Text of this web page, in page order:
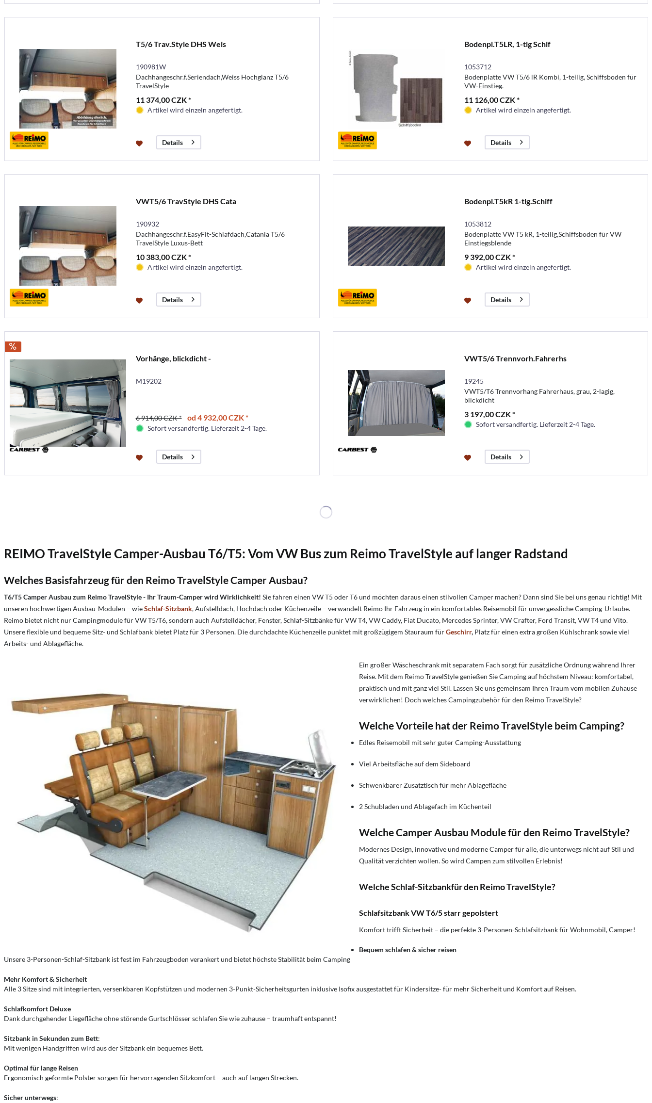
T5/6 Trav.Style DHS Weis
190981W
Dachhängeschr.f.Seriendach,Weiss Hochglanz T5/6
TravelStyle
11 374,00 CZK *
Artikel wird einzeln angefertigt.
Details
Bodenpl.T5LR, 1-tlg Schif
1053712
Bodenplatte VW T5/6 lR Kombi, 1-teilig, Schiffsboden für
VW-Einstieg.
11 126,00 CZK *
Artikel wird einzeln angefertigt.
Details
VWT5/6 TravStyle DHS Cata
190932
Dachhängeschr.f.EasyFit-Schlafdach,Catania T5/6
TravelStyle Luxus-Bett
10 383,00 CZK *
Artikel wird einzeln angefertigt.
Details
Bodenpl.T5kR 1-tlg.Schiff
1053812
Bodenplatte VW T5 kR, 1-teilig,Schiffsboden für VW
Einstiegsblende
9 392,00 CZK *
Artikel wird einzeln angefertigt.
Details
Vorhänge, blickdicht -
M19202
6 914,00 CZK * od 4 932,00 CZK *
Sofort versandfertig. Lieferzeit 2-4 Tage.
Details
VWT5/6 Trennvorh.Fahrerhs
19245
VWT5/T6 Trennvorhang Fahrerhaus, grau, 2-lagig,
blickdicht
3 197,00 CZK *
Sofort versandfertig. Lieferzeit 2-4 Tage.
Details
REIMO TravelStyle Camper-Ausbau T6/T5: Vom VW Bus zum Reimo TravelStyle auf langer Radstand
Welches Basisfahrzeug für den Reimo TravelStyle Camper Ausbau?
T6/T5 Camper Ausbau zum Reimo TravelStyle - Ihr Traum-Camper wird Wirklichkeit! Sie fahren einen VW T5 oder T6 und möchten daraus einen stilvollen Camper machen? Dann sind Sie bei uns genau richtig! Mit
unseren hochwertigen Ausbau-Modulen – wieSchlaf-Sitzbank, Aufstelldach, Hochdach oder Küchenzeile – verwandelt Reimo Ihr Fahrzeug in ein komfortables Reisemobil für unvergessliche Camping-Urlaube.
Reimo bietet nicht nur Campingmodule für VW T5/T6, sondern auch Aufstelldächer, Fenster, Schlaf-Sitzbänke für VW T4, VW Caddy, Fiat Ducato, Mercedes Sprinter, VW Crafter, Ford Transit, VW T4 und Vito.
Unsere flexible und bequeme Sitz- und Schlafbank bietet Platz für 3 Personen. Die durchdachte Küchenzeile punktet mit großzügigem Stauraum fürGeschirr, Platz für einen extra großen Kühlschrank sowie viel
Arbeits- und Ablagefläche.
Ein großer Wäscheschrank mit separatem Fach sorgt für zusätzliche Ordnung während Ihrer
Reise. Mit dem Reimo TravelStyle genießen Sie Camping auf höchstem Niveau: komfortabel,
praktisch und mit ganz viel Stil. Lassen Sie uns gemeinsam Ihren Traum vom mobilen Zuhause
verwirklichen! Doch welches Campingzubehör für den Reimo TravelStyle?
Welche Vorteile hat der Reimo TravelStyle beim Camping?
Edles Reisemobil mit sehr guter Camping-Ausstattung
Viel Arbeitsfläche auf dem Sideboard
Schwenkbarer Zusatztisch für mehr Ablagefläche
2 Schubladen und Ablagefach im Küchenteil
Welche Camper Ausbau Module für den Reimo TravelStyle?
Modernes Design, innovative und moderne Camper für alle, die unterwegs nicht auf Stil und
Qualität verzichten wollen. So wird Campen zum stilvollen Erlebnis!
Welche Schlaf-Sitzbankfür den Reimo TravelStyle?
Schlafsitzbank VW T6/5 starr gepolstert
Komfort trifft Sicherheit – die perfekte 3-Personen-Schlafsitzbank für Wohnmobil, Camper!
Bequem schlafen & sicher reisen
Unsere 3-Personen-Schlaf-Sitzbank ist fest im Fahrzeugboden verankert und bietet höchste Stabilität beim Camping
Mehr Komfort & Sicherheit
Alle 3 Sitze sind mit integrierten, versenkbaren Kopfstützen und modernen 3-Punkt-Sicherheitsgurten inklusive Isofix ausgestattet für Kindersitze- für mehr Sicherheit und Komfort auf Reisen.
Schlafkomfort Deluxe
Dank durchgehender Liegefläche ohne störende Gurtschlösser schlafen Sie wie zuhause – traumhaft entspannt!
Sitzbank in Sekunden zum Bett:
Mit wenigen Handgriffen wird aus der Sitzbank ein bequemes Bett.
Optimal für lange Reisen
Ergonomisch geformte Polster sorgen für hervorragenden Sitzkomfort – auch auf langen Strecken.
Sicher unterwegs: